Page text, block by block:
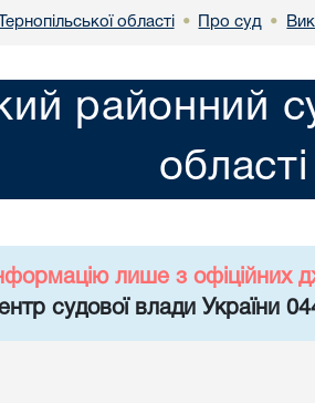
області • Про суд •
районний
області
лише з офіційних
судової влади України